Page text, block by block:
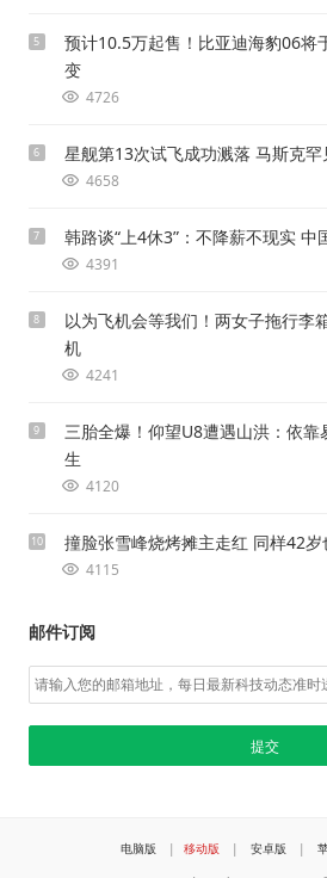
5
预计10.5万起售！比亚迪海豹06将
变
4726
6 星舰第13次试飞成功溅落 马斯克
4658
7 韩路谈“上4休3”：不降薪不现实 中
4391
8
以为飞机会等我们！两女子拖行李
机
4241
9
三胎全爆！仰望U8遭遇山洪：依
生
4120
10 撞脸张雪峰烧烤摊主走红 同样42岁
4115
邮件订阅
电脑版 | 移动版 | 安卓版 |